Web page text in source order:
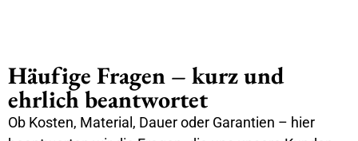
Häufige Fragen – kurz und
ehrlich beantwortet
Ob Kosten, Material, Dauer oder Garantien – hier